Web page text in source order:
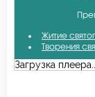
Житие
Творения
Загрузка плеера...